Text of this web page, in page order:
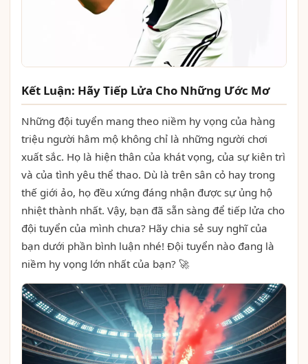
Kết Luận: Hãy Tiếp Lửa Cho Những Ước Mơ
Những đội tuyển mang theo niềm hy vọng của hàng
triệu người hâm mộ không chỉ là những người chơi
xuất sắc. Họ là hiện thân của khát vọng, của sự kiên trì
và của tình yêu thể thao. Dù là trên sân cỏ hay trong
thế giới ảo, họ đều xứng đáng nhận được sự ủng hộ
nhiệt thành nhất. Vậy, bạn đã sẵn sàng để tiếp lửa cho
đội tuyển của mình chưa? Hãy chia sẻ suy nghĩ của
bạn dưới phần bình luận nhé! Đội tuyển nào đang là
niềm hy vọng lớn nhất của bạn? 🚀